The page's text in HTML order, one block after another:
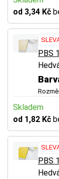
od 3,34 Kč
PBS
Skladem
od 1,82 Kč
PBS